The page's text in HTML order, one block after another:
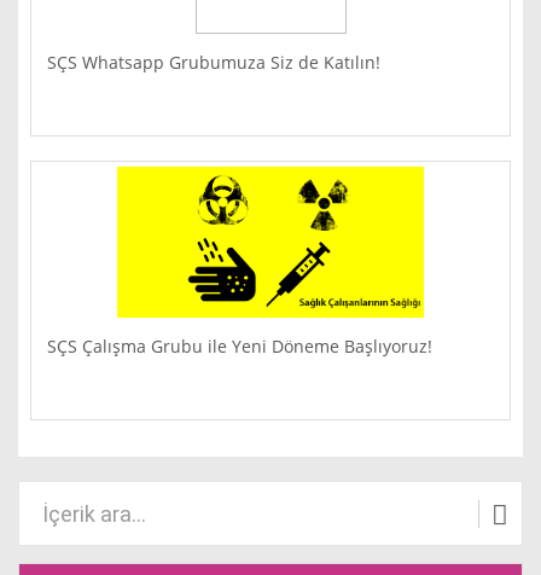
SÇS Whatsapp Grubumuza Siz de Katılın!
SÇS Çalışma Grubu ile Yeni Döneme Başlıyoruz!